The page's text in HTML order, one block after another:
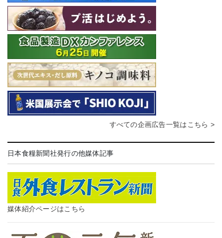
すべての企画広告一覧はこちら >
日本食糧新聞社発行の他媒体記事
媒体紹介ページはこちら